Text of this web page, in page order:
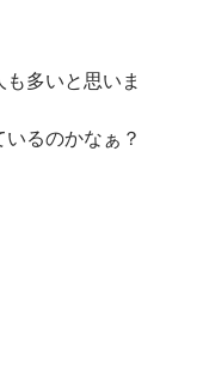
多いと思いま
るのかなぁ？